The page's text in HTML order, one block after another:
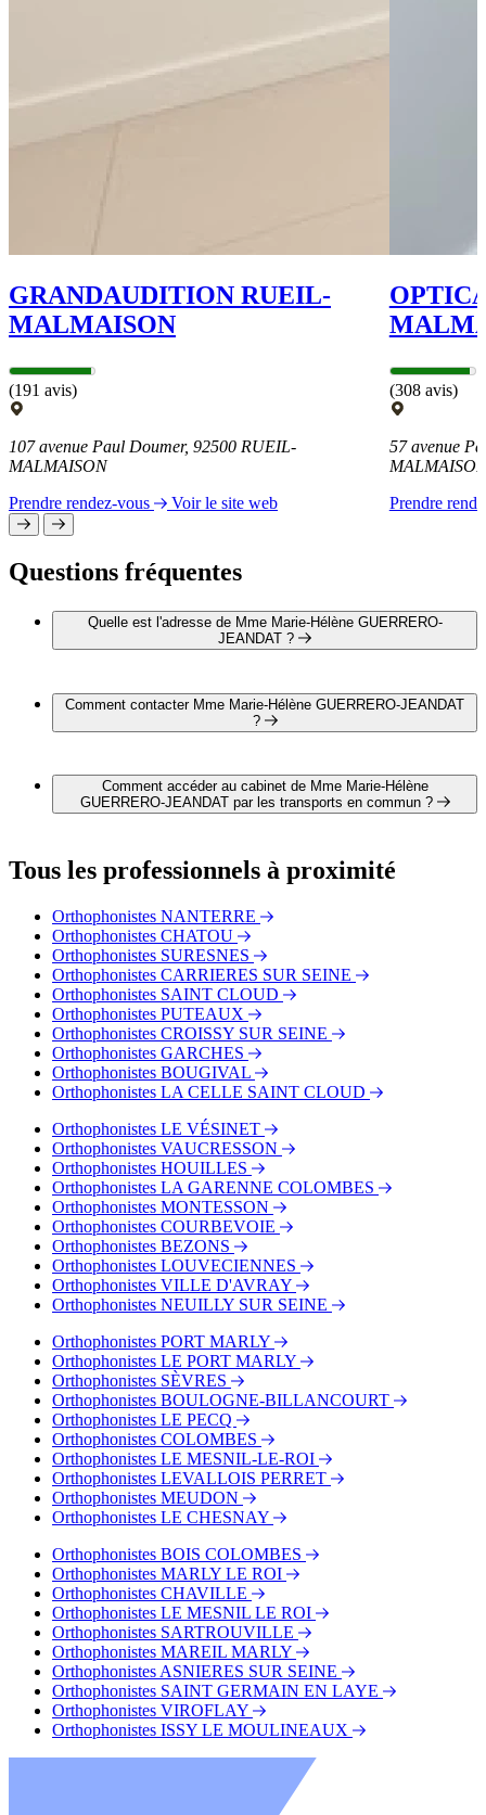
GRANDAUDITION RUEIL-
MALMAISON
(191 avis)
107 avenue Paul Doumer, 92500 RUEIL-
MALMAISON
Prendre rendez-vous
Voir le site web
(308 avis)
57 avenue
Prendre
Questions fréquentes
Quelle est l'adresse de Mme Marie-Hélène GUERRERO-
JEANDAT ?
est 12 rue d'Estienne d'Orves 92500 RUEIL-MALMAISON
Comment contacter Mme Marie-Hélène GUERRERO-JEANDAT
?
JEANDAT par téléphone au 01 47 14 90 40.
Comment accéder au cabinet de Mme Marie-Hélène
GUERRERO-JEANDAT par les transports en commun ?
est situé à proximité des arrêts suivants :
Bus - Place Besche
Bus - Boulevard National
Tous les professionnels à proximité
Orthophonistes NANTERRE
Orthophonistes CHATOU
Orthophonistes SURESNES
Orthophonistes CARRIERES SUR SEINE
Orthophonistes SAINT CLOUD
Orthophonistes PUTEAUX
Orthophonistes CROISSY SUR SEINE
Orthophonistes GARCHES
Orthophonistes BOUGIVAL
Orthophonistes LA CELLE SAINT CLOUD
Orthophonistes LE VÉSINET
Orthophonistes VAUCRESSON
Orthophonistes HOUILLES
Orthophonistes LA GARENNE COLOMBES
Orthophonistes MONTESSON
Orthophonistes COURBEVOIE
Orthophonistes BEZONS
Orthophonistes LOUVECIENNES
Orthophonistes VILLE D'AVRAY
Orthophonistes NEUILLY SUR SEINE
Orthophonistes PORT MARLY
Orthophonistes LE PORT MARLY
Orthophonistes SÈVRES
Orthophonistes BOULOGNE-BILLANCOURT
Orthophonistes LE PECQ
Orthophonistes COLOMBES
Orthophonistes LE MESNIL-LE-ROI
Orthophonistes LEVALLOIS PERRET
Orthophonistes MEUDON
Orthophonistes LE CHESNAY
Orthophonistes BOIS COLOMBES
Orthophonistes MARLY LE ROI
Orthophonistes CHAVILLE
Orthophonistes LE MESNIL LE ROI
Orthophonistes SARTROUVILLE
Orthophonistes MAREIL MARLY
Orthophonistes ASNIERES SUR SEINE
Orthophonistes SAINT GERMAIN EN LAYE
Orthophonistes VIROFLAY
Orthophonistes ISSY LE MOULINEAUX